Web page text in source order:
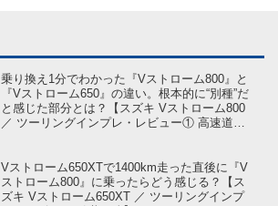
乗り換え1分でわかった『Vストローム800』と
『Vストローム650』の違い。根本的に“別種”だ
と感じた部分とは？【スズキ Vストローム800
／ ツーリングインプレ・レビュー① 高速道路
Vストローム650XTで1400km走った直後に『V
ストローム800』に乗ったらどう感じる？【ス
ズキ Vストローム650XT ／ ツーリングインプ